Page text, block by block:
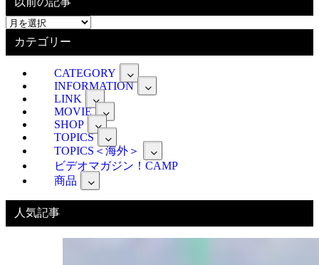
以
カテゴリー
CATEGORY
INFORMATION
LINK
MOVIE
SHOP
TOPICS
TOPICS＜海外＞
ビデオマガジン！CAMP
商品
人気記事